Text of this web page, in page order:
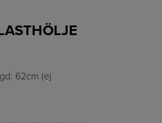
62cm (ej